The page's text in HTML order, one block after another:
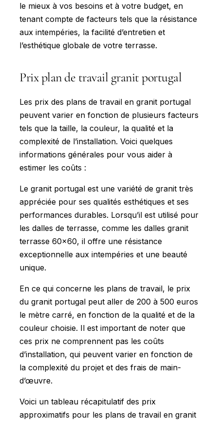
le mieux à vos besoins et à votre budget, en
tenant compte de facteurs tels que la résistance
aux intempéries, la facilité d’entretien et
l’esthétique globale de votre terrasse.
Prix plan de travail granit portugal
Les prix des plans de travail en granit portugal
peuvent varier en fonction de plusieurs facteurs
tels que la taille, la couleur, la qualité et la
complexité de l’installation. Voici quelques
informations générales pour vous aider à
estimer les coûts :
Le granit portugal est une variété de granit très
appréciée pour ses qualités esthétiques et ses
performances durables. Lorsqu’il est utilisé pour
les dalles de terrasse, comme les dalles granit
terrasse 60x60, il offre une résistance
exceptionnelle aux intempéries et une beauté
unique.
En ce qui concerne les plans de travail, le prix
du granit portugal peut aller de 200 à 500 euros
le mètre carré, en fonction de la qualité et de la
couleur choisie. Il est important de noter que
ces prix ne comprennent pas les coûts
d’installation, qui peuvent varier en fonction de
la complexité du projet et des frais de main-
d’œuvre.
Voici un tableau récapitulatif des prix
approximatifs pour les plans de travail en granit